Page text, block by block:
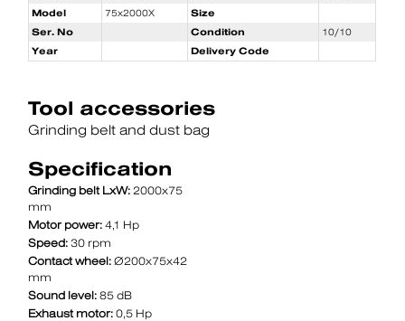
Model
75x2000X
Size
Ser. No
Condition
10/10
Year
Delivery Code
Tool accessories
Grinding belt and dust bag
Specification
Grinding belt LxW: 2000x75
mm
Motor power: 4,1 Hp
Speed: 30 rpm
Contact wheel: Ø200x75x42
mm
Sound level: 85 dB
Exhaust motor: 0,5 Hp